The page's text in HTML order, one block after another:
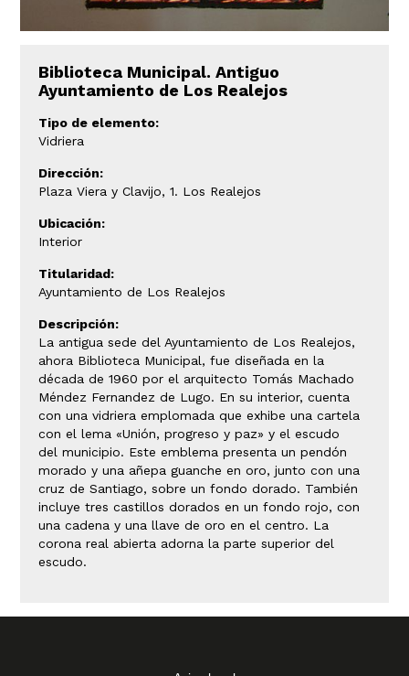
Biblioteca Municipal. Antiguo
Ayuntamiento de Los Realejos
Tipo de elemento:
Vidriera
Dirección:
Plaza Viera y Clavijo, 1. Los Realejos
Ubicación:
Interior
Titularidad:
Ayuntamiento de Los Realejos
Descripción:
La antigua sede del Ayuntamiento de Los Realejos,
ahora Biblioteca Municipal, fue diseñada en la
década de 1960 por el arquitecto Tomás Machado
Méndez Fernandez de Lugo. En su interior, cuenta
con una vidriera emplomada que exhibe una cartela
con el lema «Unión, progreso y paz» y el escudo
del municipio. Este emblema presenta un pendón
morado y una añepa guanche en oro, junto con una
cruz de Santiago, sobre un fondo dorado. También
incluye tres castillos dorados en un fondo rojo, con
una cadena y una llave de oro en el centro. La
corona real abierta adorna la parte superior del
escudo.